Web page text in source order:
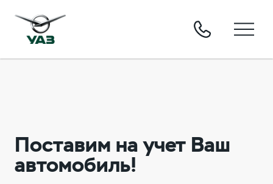
Поставим на учет Ваш
автомобиль!